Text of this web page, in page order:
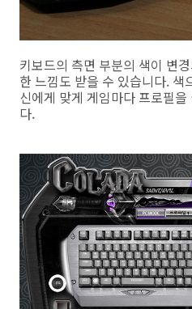
키보드의 측면 부분의 색이 변
한 느낌도 받을 수 있습니다.
신에게 맞게 게임마다 프로필
다.